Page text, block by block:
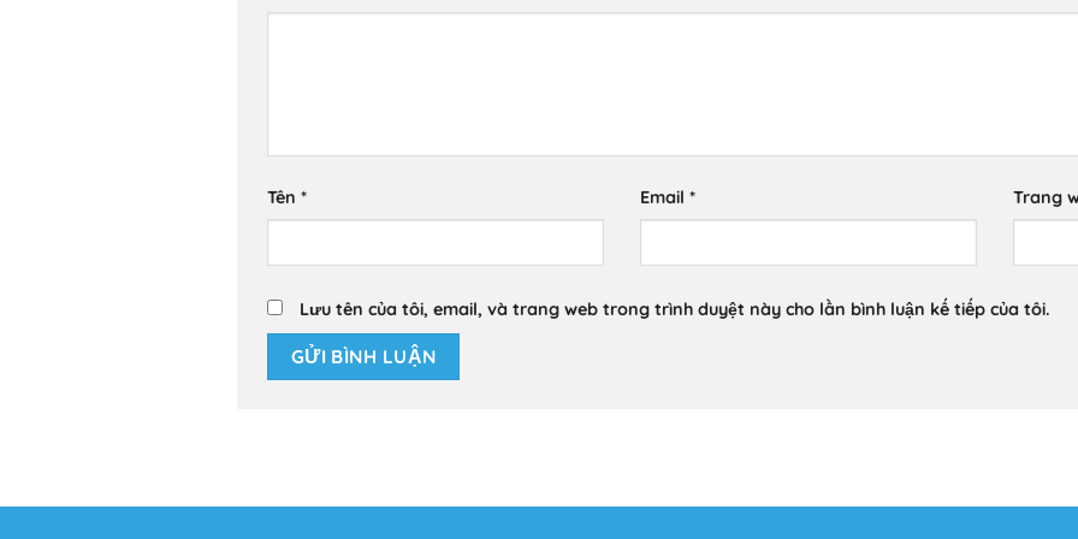
Tên * Email * Trang
Lưu tên của tôi, email, và trang web trong trình duyệt này cho lần bình luận kế tiếp của tôi.